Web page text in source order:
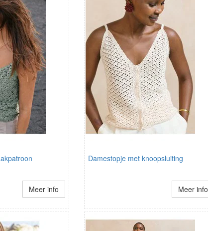
Meer info
Damestopje met knoopsluiting
Meer info